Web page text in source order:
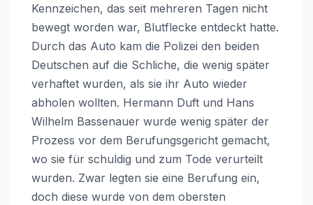
Kennzeichen, das seit mehreren Tagen nicht
bewegt worden war, Blutflecke entdeckt hatte.
Durch das Auto kam die Polizei den beiden
Deutschen auf die Schliche, die wenig später
verhaftet wurden, als sie ihr Auto wieder
abholen wollten. Hermann Duft und Hans
Wilhelm Bassenauer wurde wenig später der
Prozess vor dem Berufungsgericht gemacht,
wo sie für schuldig und zum Tode verurteilt
wurden. Zwar legten sie eine Berufung ein,
doch diese wurde von dem obersten